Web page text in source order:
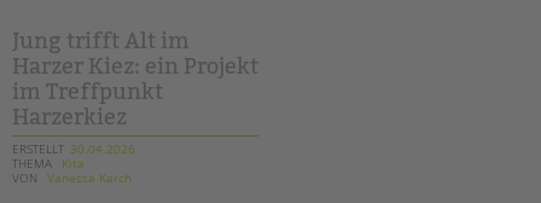
menschen
mit
komplexen
beeinträchtigungen
Jung trifft Alt im
Harzer Kiez: ein Projekt
im Treffpunkt
Harzerkiez
ERSTELLT 30.04.2026
THEMA
Kita
VON
Vanessa Karch